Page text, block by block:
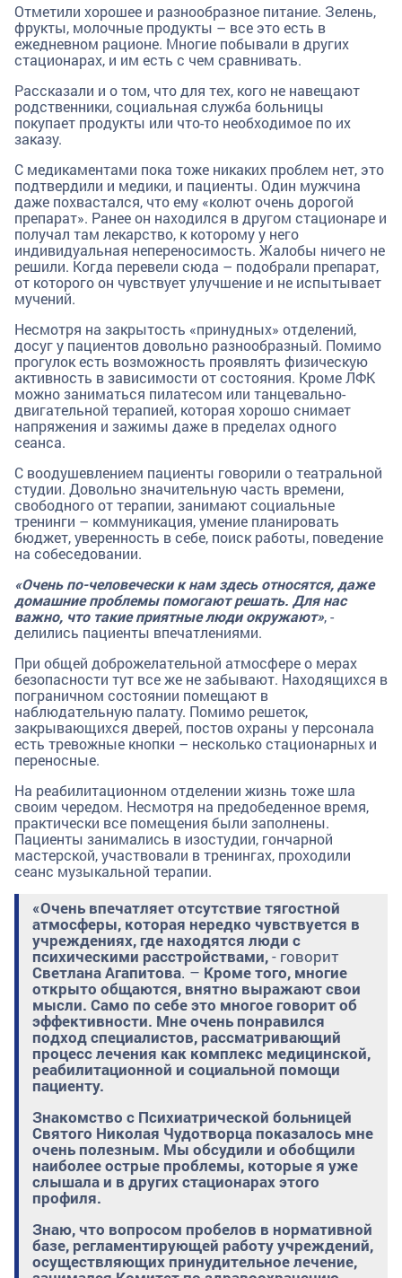
Отметили хорошее и разнообразное питание. Зелень,
фрукты, молочные продукты – все это есть в
ежедневном рационе. Многие побывали в других
стационарах, и им есть с чем сравнивать.
Рассказали и о том, что для тех, кого не навещают
родственники, социальная служба больницы
покупает продукты или что-то необходимое по их
заказу.
С медикаментами пока тоже никаких проблем нет, это
подтвердили и медики, и пациенты. Один мужчина
даже похвастался, что ему «колют очень дорогой
препарат». Ранее он находился в другом стационаре и
получал там лекарство, к которому у него
индивидуальная непереносимость. Жалобы ничего не
решили. Когда перевели сюда – подобрали препарат,
от которого он чувствует улучшение и не испытывает
мучений.
Несмотря на закрытость «принудных» отделений,
досуг у пациентов довольно разнообразный. Помимо
прогулок есть возможность проявлять физическую
активность в зависимости от состояния. Кроме ЛФК
можно заниматься пилатесом или танцевально-
двигательной терапией, которая хорошо снимает
напряжения и зажимы даже в пределах одного
сеанса.
С воодушевлением пациенты говорили о театральной
студии. Довольно значительную часть времени,
свободного от терапии, занимают социальные
тренинги – коммуникация, умение планировать
бюджет, уверенность в себе, поиск работы, поведение
на собеседовании.
«Очень по-человечески к нам здесь относятся, даже
домашние проблемы помогают решать. Для нас
важно, что такие приятные люди окружают», -
делились пациенты впечатлениями.
При общей доброжелательной атмосфере о мерах
безопасности тут все же не забывают. Находящихся в
пограничном состоянии помещают в
наблюдательную палату. Помимо решеток,
закрывающихся дверей, постов охраны у персонала
есть тревожные кнопки – несколько стационарных и
переносные.
На реабилитационном отделении жизнь тоже шла
своим чередом. Несмотря на предобеденное время,
практически все помещения были заполнены.
Пациенты занимались в изостудии, гончарной
мастерской, участвовали в тренингах, проходили
сеанс музыкальной терапии.
«Очень впечатляет отсутствие тягостной
атмосферы, которая нередко чувствуется в
учреждениях, где находятся люди с
психическими расстройствами,- говорит
Светлана Агапитова. – Кроме того, многие
открыто общаются, внятно выражают свои
мысли. Само по себе это многое говорит об
эффективности. Мне очень понравился
подход специалистов, рассматривающий
процесс лечения как комплекс медицинской,
реабилитационной и социальной помощи
пациенту.
Знакомство с Психиатрической больницей
Святого Николая Чудотворца показалось мне
очень полезным. Мы обсудили и обобщили
наиболее острые проблемы, которые я уже
слышала и в других стационарах этого
профиля.
Знаю, что вопросом пробелов в нормативной
базе, регламентирующей работу учреждений,
осуществляющих принудительное лечение,